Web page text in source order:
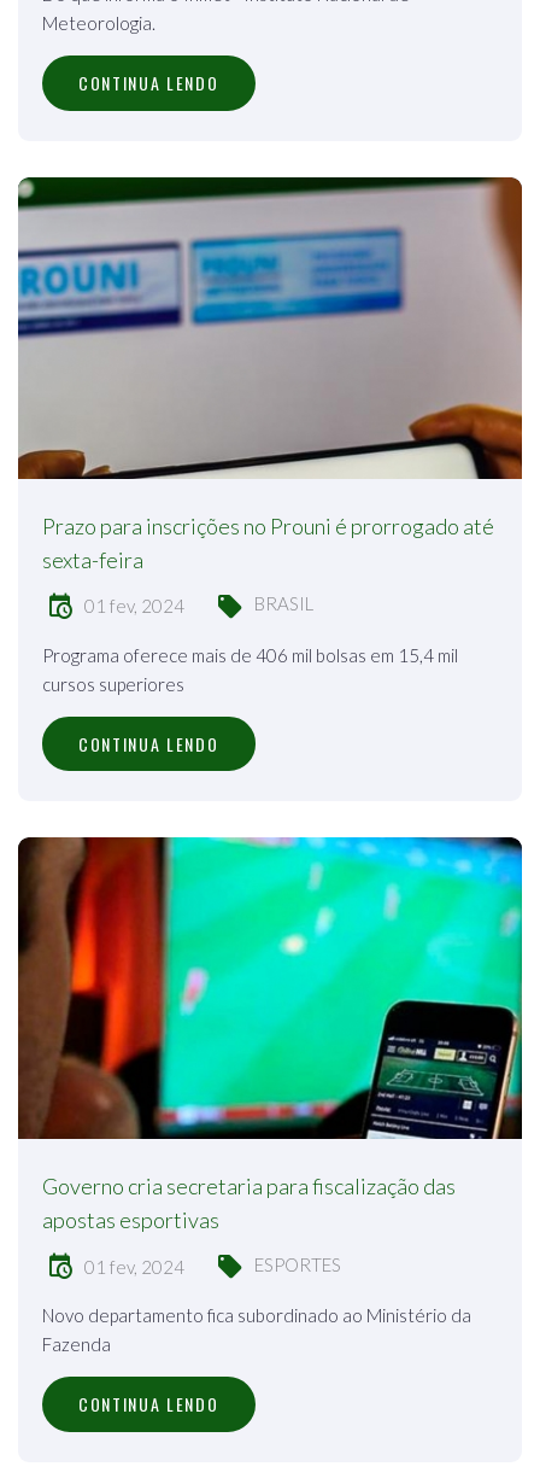
Meteorologia.
CONTINUA LENDO
Prazo para inscrições no Prouni é prorrogado até
sexta-feira
01 fev, 2024 BRASIL
Programa oferece mais de 406 mil bolsas em 15,4 mil
cursos superiores
CONTINUA LENDO
Governo cria secretaria para fiscalização das
apostas esportivas
01 fev, 2024 ESPORTES
Novo departamento fica subordinado ao Ministério da
Fazenda
CONTINUA LENDO